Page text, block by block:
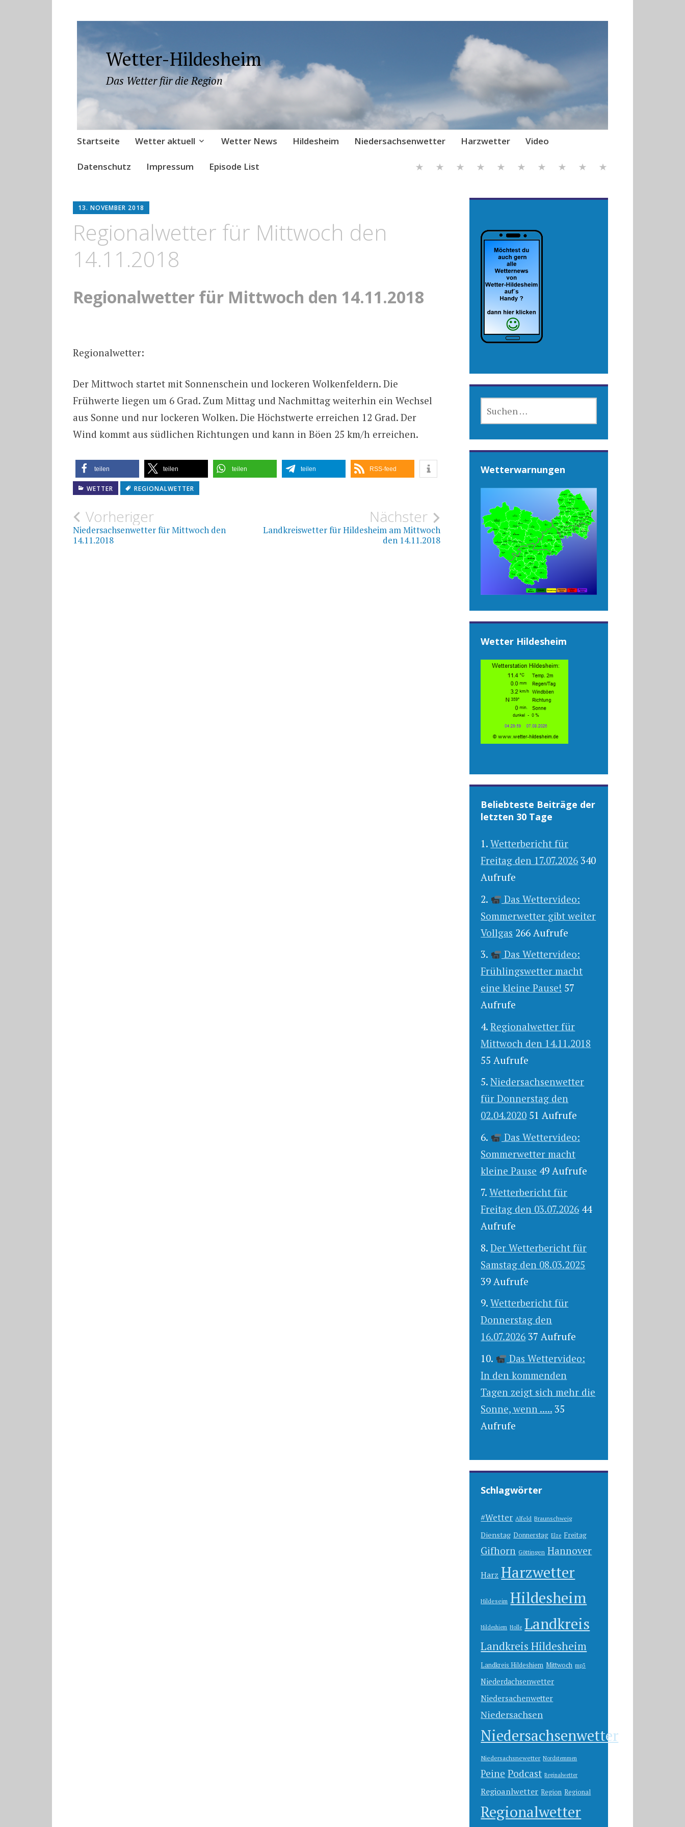
Wetter-Hildesheim
Das Wetter für die Region
Zum
springen
Startseite Wetter aktuell Wetter News Hildesheim Niedersachsenwetter Harzwetter Video
Datenschutz Impressum Episode List
13. NOVEMBER 2018
Regionalwetter für Mittwoch den
14.11.2018
Regionalwetter für Mittwoch den 14.11.2018
Regionalwetter:
Der Mittwoch startet mit Sonnenschein und lockeren Wolkenfeldern. Die
Frühwerte liegen um 6 Grad. Zum Mittag und Nachmittag weiterhin ein Wechsel
aus Sonne und nur lockeren Wolken. Die Höchstwerte erreichen 12 Grad. Der
Wind kommt aus südlichen Richtungen und kann in Böen 25 km/h erreichen.
teilen teilen teilen teilen RSS-feed
WETTER REGIONALWETTER
Beitragsnavigation
Vorheriger
Niedersachsenwetter für Mittwoch den
14.11.2018
Nächster
Landkreiswetter für Hildesheim am Mittwoch
den 14.11.2018
NACH:
Wetterwarnungen
Wetter Hildesheim
Beliebteste Beiträge der
letzten 30 Tage
Wetterbericht für
Freitag den 17.07.2026 340
Aufrufe
Das Wettervideo:
Sommerwetter gibt weiter
Vollgas 266 Aufrufe
Das Wettervideo:
Frühlingswetter macht
eine kleine Pause! 57
Aufrufe
Regionalwetter für
Mittwoch den 14.11.2018
55 Aufrufe
Niedersachsenwetter
für Donnerstag den
02.04.2020 51 Aufrufe
Das Wettervideo:
Sommerwetter macht
kleine Pause 49 Aufrufe
Wetterbericht für
Freitag den 03.07.2026 44
Aufrufe
Der Wetterbericht für
Samstag den 08.03.2025
39 Aufrufe
Wetterbericht für
Donnerstag den
16.07.2026 37 Aufrufe
Das Wettervideo:
In den kommenden
Tagen zeigt sich mehr die
Sonne, wenn ..... 35
Aufrufe
Schlagwörter
#Wetter Alfeld Braunschweig
Dienstag Donnerstag Elze Freitag
Gifhorn Göttingen Hannover
Harz Harzwetter
Hildeseim Hildesheim
Hildeshiem Holle Landkreis
Landkreis Hildesheim
Landkreis Hildeshiem Mittwoch mp3
Niederdachsenwetter
Niedersachenwetter
Niedersachsen
Niedersachsenwetter
Niedersachsnewetter Nordstemmen
Peine Podcast Reginalwetter
Regioanlwetter Region Regional
Regionalwetter